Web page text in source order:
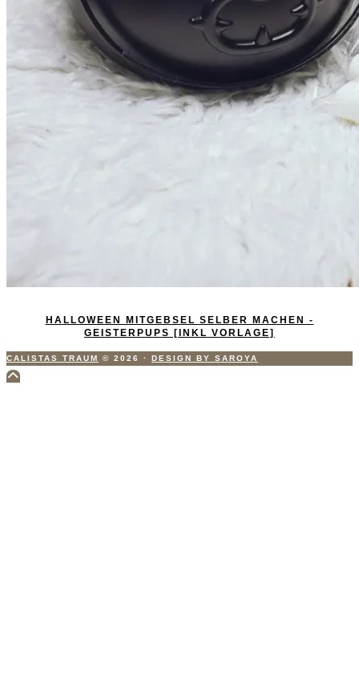
HALLOWEEN MITGEBSEL SELBER MACHEN -
GEISTERPUPS [INKL VORLAGE]
CALISTAS TRAUM © 2026 · DESIGN BY SAROYA
Scroll